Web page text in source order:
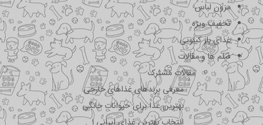
مزون لباس
تخفیف ویژه
غذای باز کیلویی
فیلم ها و مقالات
مقالات مشترک
معرفی برندهای غذاهای خارجی
بهترین غذا برای حیوانات خانگی